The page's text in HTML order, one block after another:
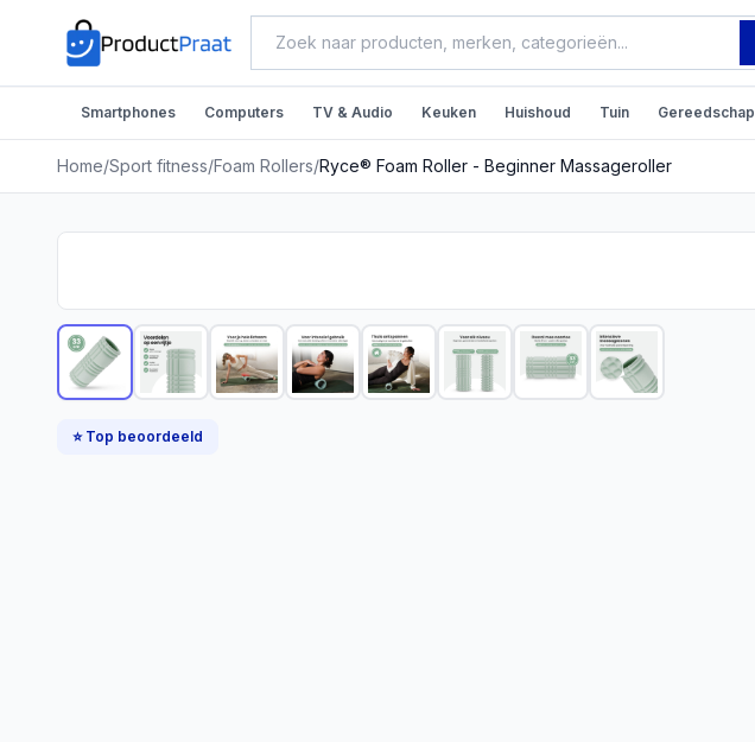
Smartphones Computers TV & Audio Keuken Huishoud Tuin Gereedschap
Home/Sport fitness/Foam Rollers/Ryce® Foam Roller - Beginner Massageroller
⭐ Top beoordeeld